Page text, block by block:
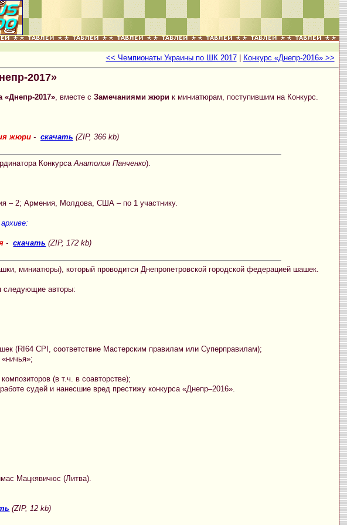
<< Чемпионаты Украины по ШК 2017| Конкурс «Днепр-2016» >>
2017»
«Днепр-2017», вместе сЗамечаниями жюри к миниатюрам, поступившим на Конкурс.
жюри- скачать (ZIP, 366 kb)
КонкурсаАнатолия Панченко).
– 2; Армения, Молдова, США – по 1 участнику.
-скачать (ZIP, 172 kb)
миниатюры), который проводится Днепропетровской городской федерацией шашек.
следующие авторы:
(RI64 CPI, соответствие Мастерским правилам или Суперправилам);
(в т.ч. в соавторстве);
судей и нанесшие вред престижу конкурса «Днепр–2016».
Мацкявичюс (Литва).
(ZIP, 12 kb)